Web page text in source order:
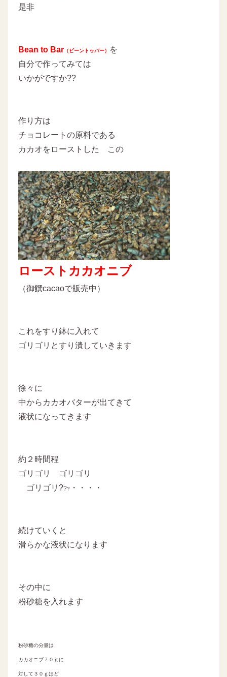
是非
Bean to Bar （ビーントゥバー）
を
自分で作ってみては
いかがですか??
作り方は
チョコレートの原料である
カカオをローストした この
ローストカカオニブ
（御饌cacaoで販売中）
これをすり鉢に入れて
ゴリゴリとすり潰していきます
徐々に
中からカカオバターが出てきて
液状になってきます
約２時間程
ゴリゴリ ゴリゴリ
ゴリゴリ??? ・・・・
続けていくと
滑らかな液状になります
その中に
粉砂糖を入れます
粉砂糖の分量は
カカオニブ７０ｇに
対して３０ｇほど